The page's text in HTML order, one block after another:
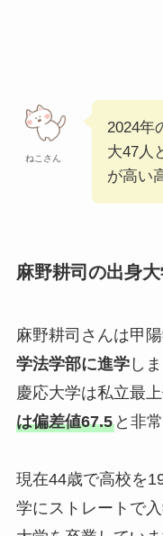
ねこさん
2024年
大47人
が高い
麻野耕司の出身
麻野耕司さんは甲
学法学部に進学しま
慶応大学は私立最
は偏差値67.5と非
現在44歳で高校を
学にストレートで